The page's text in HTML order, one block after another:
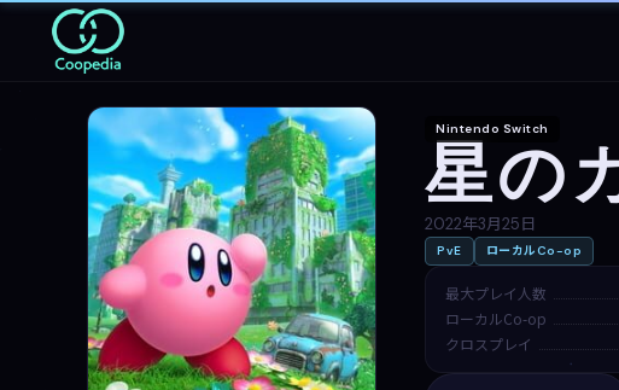
Nintendo Switch
星の
2022年3月25日
PvE ローカルCo-op
最大プレイ人数
ローカルCo-op
クロスプレイ